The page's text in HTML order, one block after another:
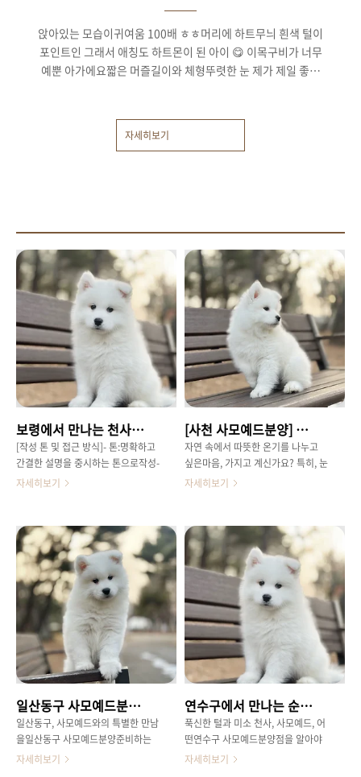
앉아있는 모습이귀여움 100배 ㅎㅎ머리에 하트무늬 흰색 털이
포인트인 그래서 애칭도 하트몬이 된 아이 😋 이목구비가 너무
예뿐 아가에요짧은 머즐길이와 체형뚜렷한 눈 제가 제일 좋아
을 받고 있는말티즈와 푸들의 만남으로 태어난 말티푸장점은
이미 말 안해도많은 분들이 알아주시는거 같아요ㅎㅎ 뚫어져라
2374-0401
자세히보기
보령에서 만나는 천사, 사모예드 분양 A to Z 가이드
[작성 톤 및 접근 방식]- 톤:명확하고
간결한 설명을 중시하는 톤으로작성-
접근 방식:다양한 예시와 사례를 들
스트' 정보형타입 3:이모지를 적극 활
용한 트렌디한 SNS형문체구조의 다
변화:글의 서두에 날씨, 계절, 혹은 해
당지역의 특징(예:[지역명] 산책하기
좋은 곳)을 반드시2문장 이상 언급하
여 도입부 지문을 변형할 것. --- 보령
의 싱그러운 봄바람이 불어오는 요
즘,집 안 가득 따스한 온기를 채워줄
새로운가족을 고민하고 계신가요?
🌸 특히 보령사모예드분양을 알아보
시는 분들이 많으신데요.하얀 털과
환한 미소가 매력적인 사모예드,입양
전에 꼭 알아두어야 할 정보들을전문
가의 시선으로 꼼꼼하게 정리해드릴
게요! 😊 보령 사모예드분양사모예..
자세히보기
[사천 사모예드분양] 행복을 부르는 하얀 천사, 우리 집으로 데려오는 방법
자연 속에서 따뜻한 온기를 나누고
싶은마음, 가지고 계신가요? 특히, 눈
처럼하얗고 언제나 웃는 듯한 매력적
맞이하고 싶은 예비견주님들을 위해,
오늘은 특별한 정보를 준비했습니다.
올바른 사천 사모예드분양을 통해반
려견과의 행복한 동행을 시작하는 구
체적인방법을 상세히 안내해 드리겠
습니다. 사천 사모예드분양사모예드
의 매력, 무엇이 특별할까요? 사모예
드 하면 가장 먼저 떠오르는 것은단
연 그들의 "미소"입니다.마치 늘 행
복한 표정을 짓고 있는 듯한입매 덕
분에 '스마일 독'이라는 별명도가지
고 있죠.하지만 사모예드의 매력은
여기서 그치지 않습니다.풍성하고 부
드러운 이중모는 혹독한 추위를견딜
수 있게 해줄 뿐만 아니라,시각적으
로도 보는 이의 마음을 편안하..
자세히보기
일산동구 사모예드분양, 행복한 반려 생활의 시작을 위한 완벽 가이드
일산동구, 사모예드와의 특별한 만남
을일산동구 사모예드분양준비하는
당신께 맑고 푸른 하늘 아래, 여유로
자세히보기
연수구에서 만나는 순수함, 당신의 곁을 채울 사모예드 분양 완벽 가이드
푹신한 털과 미소 천사, 사모예드, 어
떤연수구 사모예드분양점을 알아야
할까요? 안녕하세요, 연수구에서 특
자세히보기